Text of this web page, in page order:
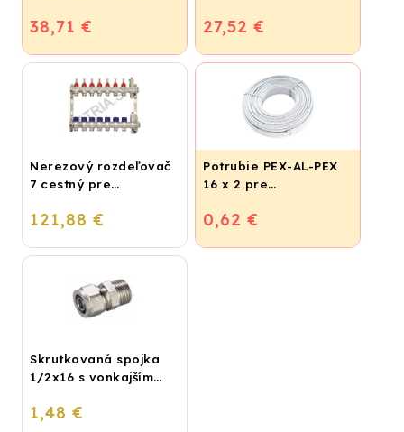
38,71 € 27,52 €
Nerezový rozdeľovač
7 cestný pre
vykurovanie
121,88 €
Potrubie PEX-AL-PEX
16 x 2 pre
podlahové kúrenie a
0,62 €
Skrutkovaná spojka
1/2x16 s vonkajším
1,48 €